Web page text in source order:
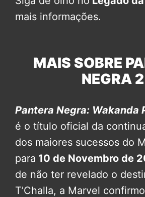
mais informações.
MAIS SOBRE
NEGRA 2
Pantera Negra: Wakanda
é o título oficial da
dos maiores sucessos do
para 10 de Novembro de
de não ter revelado o
T’Challa, a Marvel